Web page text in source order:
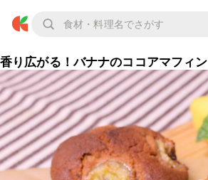
香り広がる！バナナのココアマフィン